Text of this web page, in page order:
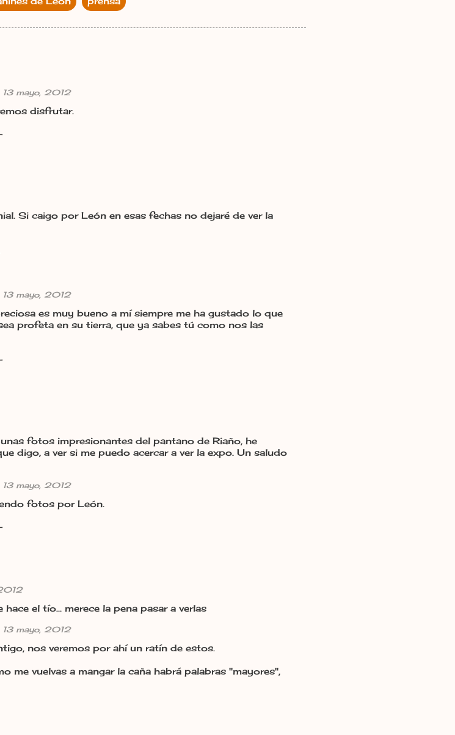
13 mayo, 2012
disfrutar.
Si caigo por León en esas fechas no dejaré de ver la
13 mayo, 2012
es muy bueno a mí siempre me ha gustado lo que
profeta en su tierra, que ya sabes tú como nos las
fotos impresionantes del pantano de Riaño, he
digo, a ver si me puedo acercar a ver la expo. Un saludo
13 mayo, 2012
fotos por León.
el tío... merece la pena pasar a verlas
13 mayo, 2012
nos veremos por ahí un ratín de estos.
me vuelvas a mangar la caña habrá palabras "mayores",